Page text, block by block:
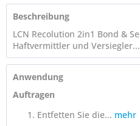
Beschreibung
LCN Recolution 2in1 Bond &
Haftvermittler und Versiegler...
Anwendung
Auftragen
Entfetten Sie die... mehr